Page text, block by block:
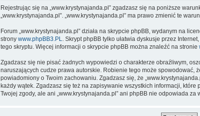
Rejestrując się na „www.krystynajanda.pl” zgadzasz się na poniższe
„www.krystynajanda.pl”. „www.krystynajanda.pl” ma prawo zmienić te
Forum „www.krystynajanda.pl” działa na skrypcie phpBB, wydanym na
strony www.phpBB3.PL. Skrypt phpBB tylko ułatwia dyskusje przez
tego skryptu. Więcej informacji o skrypcie phpBB można znaleźć na stronie
Zgadzasz się nie pisać żadnych wypowiedzi o charakterze obraźliwym,
naruszających cudze prawa autorskie. Robienie tego może spowodować,
powiadomiony o Twoim zachowaniu. Zgadzasz się, że
każdy wątek. Zgadzasz się też na zapisywanie wszystkich informacji,
Twojej zgody, ale ani „www.krystynajanda.pl” ani phpBB nie odpowiada